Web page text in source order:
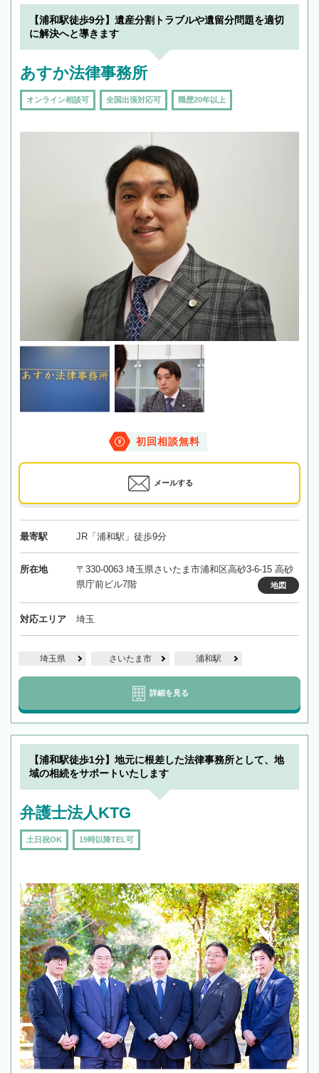
【浦和駅徒歩9分】遺産分割トラブルや遺留分問題を適切
に解決へと導きます
あすか法律事務所
オンライン相談可 全国出張対応可 職歴20年以上
初回相談無料
メールする
最寄駅 JR「浦和駅」徒歩9分
所在地
〒330-0063 埼玉県さいたま市浦和区高砂3-6-15 高砂
県庁前ビル7階
地図
対応エリア 埼玉
埼玉県 さいたま市 浦和駅
詳細を見る
【浦和駅徒歩1分】地元に根差した法律事務所として、地
域の相続をサポートいたします
弁護士法人KTG
土日祝OK 19時以降TEL可